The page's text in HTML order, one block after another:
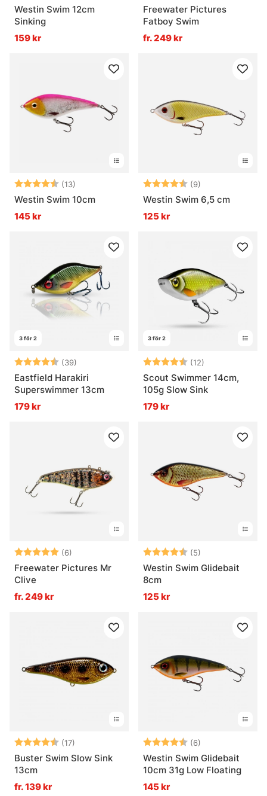
Westin Swim 12cm
Sinking
159 kr
Freewater Pictures
Fatboy Swim
fr. 249 kr
Betyg: (13)
4.8 utav 5 stjärnor
Westin Swim 10cm
145 kr
Betyg: (9)
Westin Swim 6,5 cm
125 kr
3 för 2
Betyg: (39)
4.6 utav 5 stjärnor
Eastfield Harakiri
Superswimmer 13cm
179 kr
3 för 2
Betyg: (12)
Scout Swimmer 14cm,
105g Slow Sink
179 kr
Betyg: (6)
5.0 utav 5 stjärnor
Freewater Pictures Mr
Clive
fr. 249 kr
Betyg: (5)
Westin Swim Glidebait
8cm
125 kr
Betyg: (17)
4.3 utav 5 stjärnor
Buster Swim Slow Sink
13cm
fr. 139 kr
Betyg: (6)
Westin Swim Glidebait
10cm 31g Low Floating
145 kr